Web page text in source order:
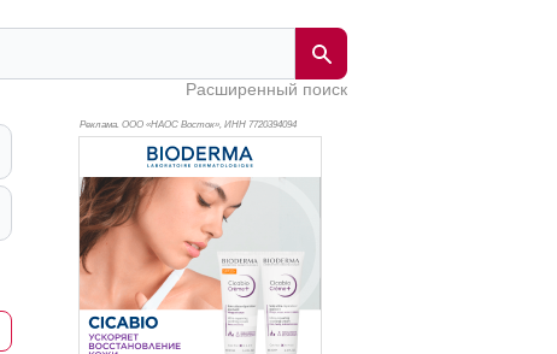
Расширенный поиск
Реклама. ООО «НАОС Восток», ИНН 7720394094